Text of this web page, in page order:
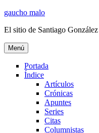
Ir
contenido
gaucho malo
El sitio de Santiago González
Menú
Portada
Índice
Artículos
Crónicas
Apuntes
Series
Citas
Columnistas